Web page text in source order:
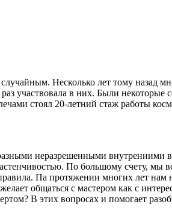
Несколько лет тому назад
участвовала в них. Были
стоял 20-летний стаж работы
неразрешен­ными внутренними
По большому счету, мы
Па протяжении многих лет нам
общаться с мастером как с
В этих вопросах и помогает